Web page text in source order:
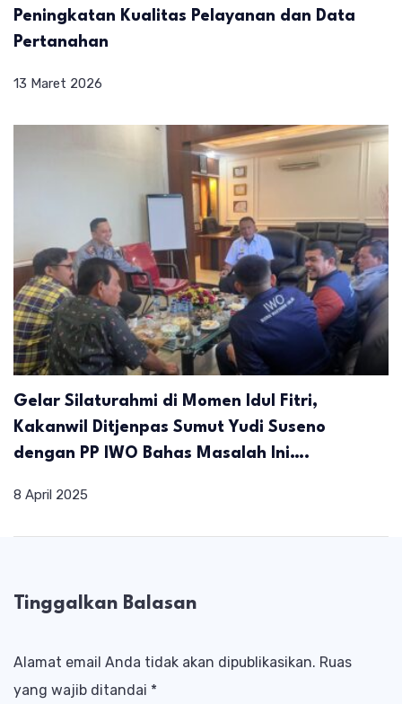
Peningkatan Kualitas Pelayanan dan Data
Pertanahan
13 Maret 2026
Gelar Silaturahmi di Momen Idul Fitri,
Kakanwil Ditjenpas Sumut Yudi Suseno
dengan PP IWO Bahas Masalah Ini….
8 April 2025
Tinggalkan Balasan
Alamat email Anda tidak akan dipublikasikan. Ruas
yang wajib ditandai *